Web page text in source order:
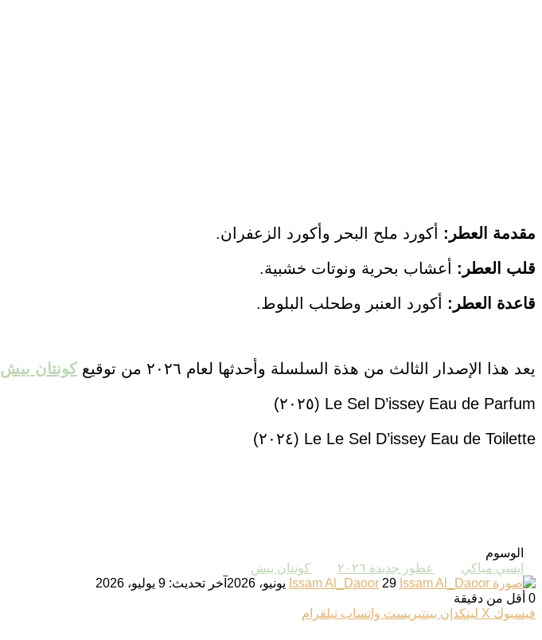
مقدمة العطر: أكورد ملح البحر وأكورد الزعفران.
قلب
العطر: أعشاب بحرية ونوتات خشبية.
قاعدة
العطر: أكورد العنبر وطحلب البلوط.
يعد هذا الإصدار الثالث من هذة السلسلة وأحدثها لعام ٢٠٢٦ من توقيع كونتان بيش
Le Sel D’issey Eau de Parfum (٢٠٢٥)
Le Le Sel D’issey Eau de Toilette (٢٠٢٤)
الوسوم
إيسي مياكي
عطور جديدة ٢٠٢٦
كونتان بيش
Issam Al_Daoor
أرسل
إلكترونيا
29 يونيو، 2026
آخر تحديث: 9 يوليو، 2026
0 أقل من دقيقة
فيسبوك
‫X
لينكدإن
بينتيريست
واتساب
تيلقرام
فيسبوك ‫X لينكدإن بينتيريست واتساب تيلقرام